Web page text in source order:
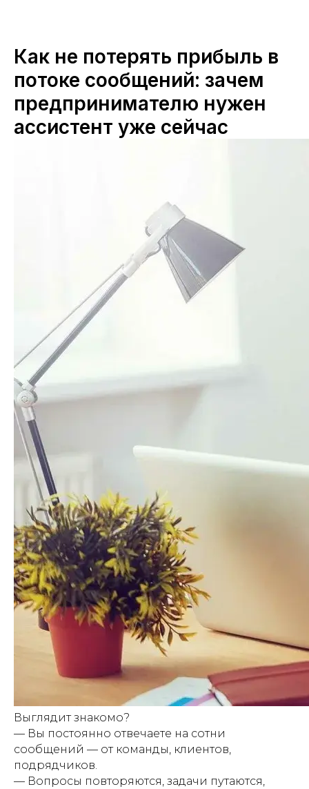
Как не потерять прибыль в
потоке сообщений: зачем
предпринимателю нужен
ассистент уже сейчас
Выглядит знакомо?
— Вы постоянно отвечаете на сотни
сообщений — от команды, клиентов,
подрядчиков.
— Вопросы повторяются, задачи путаются,